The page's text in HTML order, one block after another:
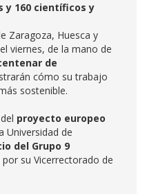
y 160 científicos y
Zaragoza, Huesca y
viernes, de la mano de
de
cómo su trabajo
sostenible.
proyecto europeo
Universidad de
del Grupo 9
su Vicerrectorado de